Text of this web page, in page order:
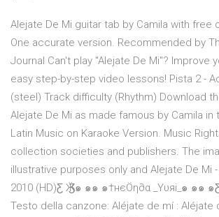
Alejate De Mi guitar tab by Camila with free
One accurate version. Recommended by
Journal Can't play "Alejate De Mi"? Improve
easy step-by-step video lessons! Pista 2 -
(steel) Track difficulty (Rhythm) Download
Alejate De Mi as made famous by Camila in
Latin Music on Karaoke Version. Music
collection societies and publishers. The
illustrative purposes only and Alejate De Mi -
2010 (HD)Ƹ Ӝ Ʒ๑ ๑๑ ๑†нєÖη∂α _Yυяi_๑ ๑๑ ๑
Testo della canzone: Aléjate de mí : Aléjate